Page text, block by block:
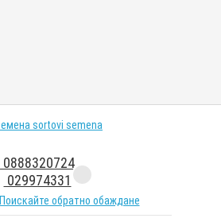
0888320724
029974331
Поискайте обратно обаждане